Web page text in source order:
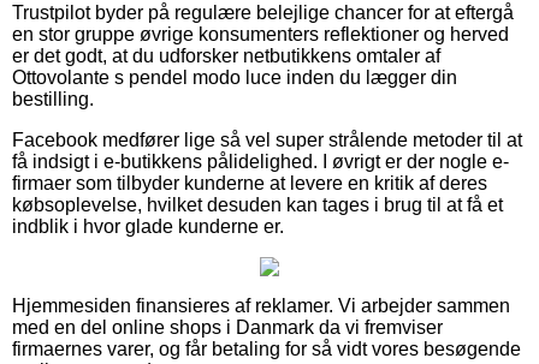
Trustpilot byder på regulære belejlige chancer for at eftergå
en stor gruppe øvrige konsumenters reflektioner og herved
er det godt, at du udforsker netbutikkens omtaler af
Ottovolante s pendel modo luce inden du lægger din
bestilling.
Facebook medfører lige så vel super strålende metoder til at
få indsigt i e-butikkens pålidelighed. I øvrigt er der nogle e-
firmaer som tilbyder kunderne at levere en kritik af deres
købsoplevelse, hvilket desuden kan tages i brug til at få et
indblik i hvor glade kunderne er.
Hjemmesiden finansieres af reklamer. Vi arbejder sammen
med en del online shops i Danmark da vi fremviser
firmaernes varer, og får betaling for så vidt vores besøgende